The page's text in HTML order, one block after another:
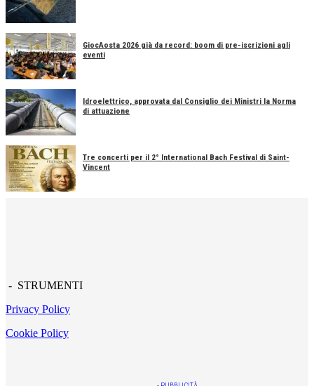
GiocAosta 2026 già da record: boom di pre-iscrizioni agli
eventi
Idroelettrico, approvata dal Consiglio dei Ministri la Norma
di attuazione
Tre concerti per il 2° International Bach Festival di Saint-
Vincent
- STRUMENTI
Privacy Policy
Cookie Policy